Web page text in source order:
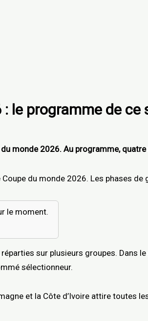
le programme de ce
du monde 2026. Au programme,
du monde 2026. Les phases
le moment.
sur plusieurs groupes. Dans
sélectionneur.
et la Côte d’Ivoire attire